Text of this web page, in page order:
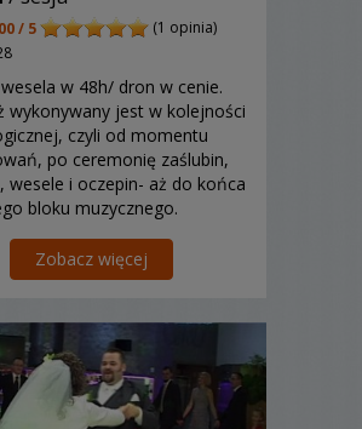
/ 5
(1 opinia)
w 48h/ dron w cenie.
wykonywany jest w kolejności
czyli od momentu
po ceremonię zaślubin,
wesele i oczepin- aż do końca
bloku muzycznego.
Zobacz więcej